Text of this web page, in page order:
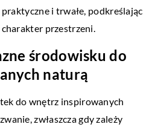
i trwałe, podkreślając
przestrzeni.
środowisku do
naturą
do wnętrz inspirowanych
zwłaszcza gdy zależy